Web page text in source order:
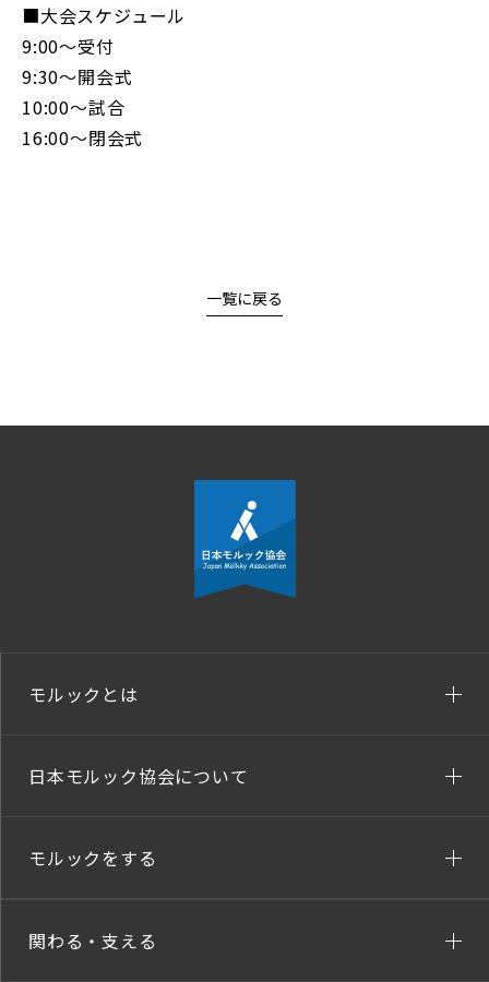
■大会スケジュール
9:00～受付
9:30～開会式
10:00～試合
16:00～閉会式
一覧に戻る
モルックとは
日本モルック協会について
モルックをする
関わる・支える